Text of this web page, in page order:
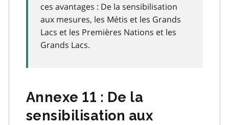
ces avantages : De la sensibilisation
aux mesures, les Métis et les Grands
Lacs et les Premières Nations et les
Grands Lacs.
Annexe 11 : De la
sensibilisation aux